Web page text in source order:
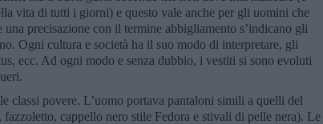
vita di tutti i giorni) e questo vale anche per gli uomini che
una precisazione con il termine abbigliamento s’indicano gli
Ogni cultura e società ha il suo modo di interpretare, gli
ecc. Ad ogni modo e senza dubbio, i vestiti si sono evoluti
classi povere. L’uomo portava pantaloni simili a quelli del
cappello nero stile Fedora e stivali di pelle nera). Le